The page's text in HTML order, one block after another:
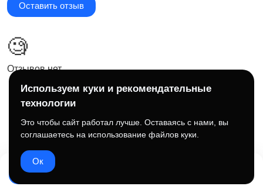
Оставить отзыв
🧐
Отзывов нет
Написать
Используем куки и рекомендательные
технологии
Это чтобы сайт работал лучше. Оставаясь с нами, вы
соглашаетесь на использование файлов куки.
Ок